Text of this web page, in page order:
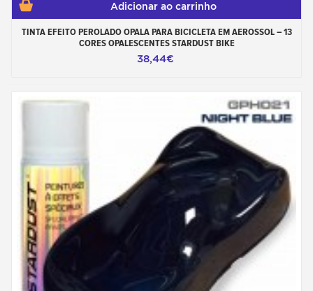
Adicionar ao carrinho
TINTA EFEITO PEROLADO OPALA PARA BICICLETA EM AEROSSOL – 13
CORES OPALESCENTES STARDUST BIKE
38,44€